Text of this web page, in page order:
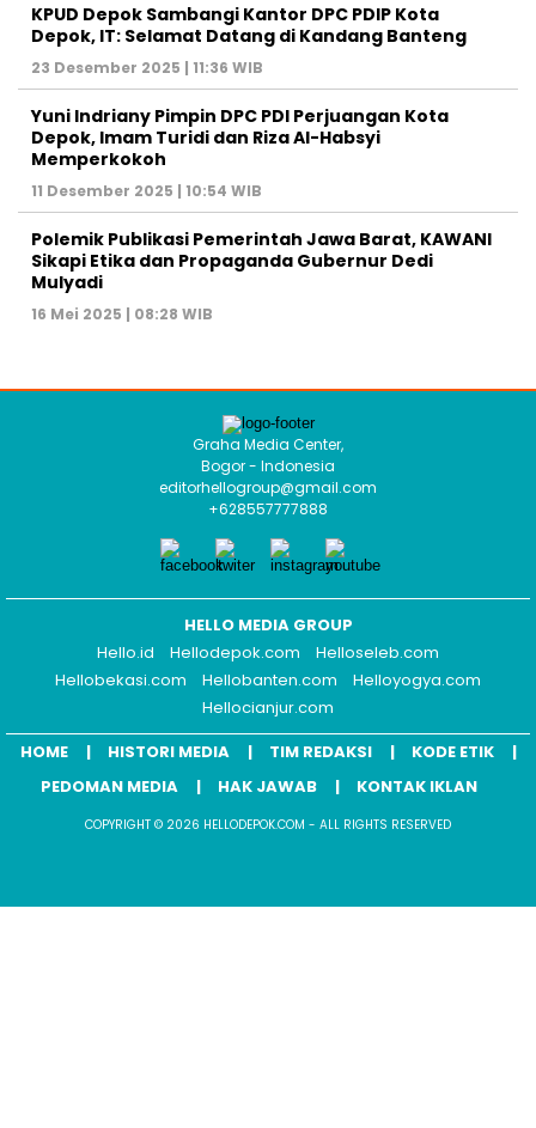
KPUD Depok Sambangi Kantor DPC PDIP Kota
Depok, IT: Selamat Datang di Kandang Banteng
23 Desember 2025 | 11:36 WIB
Yuni Indriany Pimpin DPC PDI Perjuangan Kota
Depok, Imam Turidi dan Riza Al-Habsyi
Memperkokoh
11 Desember 2025 | 10:54 WIB
Polemik Publikasi Pemerintah Jawa Barat, KAWANI
Sikapi Etika dan Propaganda Gubernur Dedi
Mulyadi
16 Mei 2025 | 08:28 WIB
Graha Media Center,
Bogor - Indonesia
editorhellogroup@gmail.com
+628557777888
HELLO MEDIA GROUP
Hello.id
Hellodepok.com
Helloseleb.com
Hellobekasi.com
Hellobanten.com
Helloyogya.com
Hellocianjur.com
HOME
HISTORI MEDIA TIM REDAKSI
KODE ETIK
PEDOMAN MEDIA
HAK JAWAB KONTAK IKLAN
COPYRIGHT © 2026 HELLODEPOK.COM - ALL RIGHTS RESERVED